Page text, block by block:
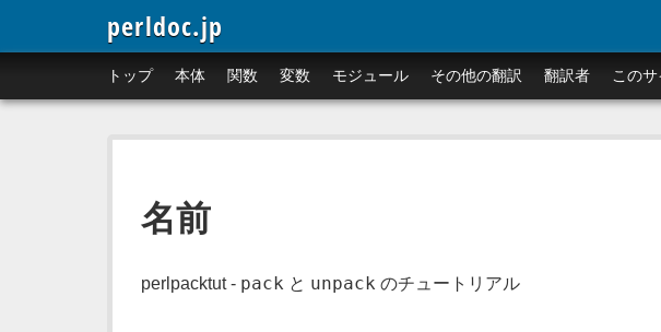
perldoc.jp
トップ 本体 関数 変数 モジュール その他の翻訳 翻訳者 この
名前
perlpacktut - pack と unpack のチュートリアル